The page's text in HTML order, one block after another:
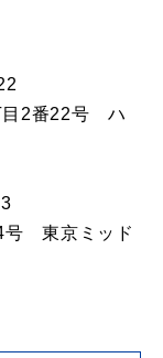
目2番22号 ハ
号 東京ミッド